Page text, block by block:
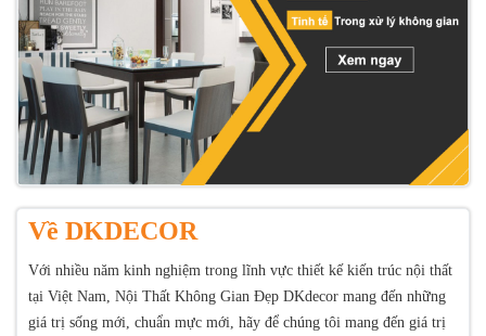
Về DKDECOR
Với nhiều năm kinh nghiệm trong lĩnh vực thiết kế kiến trúc nội thất
tại Việt Nam, Nội Thất Không Gian Đẹp DKdecor mang đến những
giá trị sống mới, chuẩn mực mới, hãy để chúng tôi mang đến giá trị